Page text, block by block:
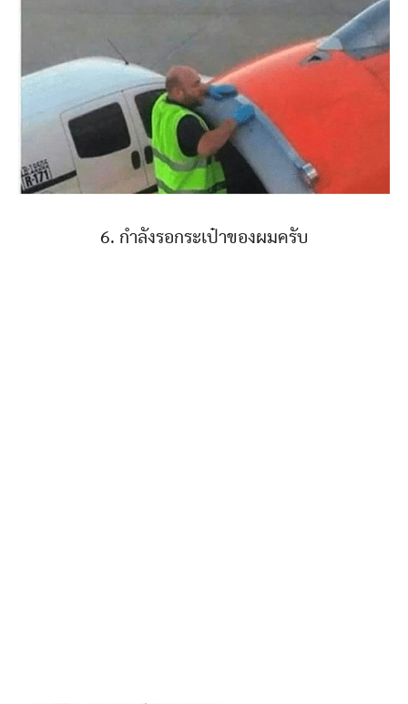
6. กำลังรอกระเป๋าของผมครับ